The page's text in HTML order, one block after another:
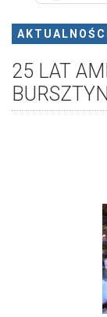
AKTUALNOŚCI
25 LAT